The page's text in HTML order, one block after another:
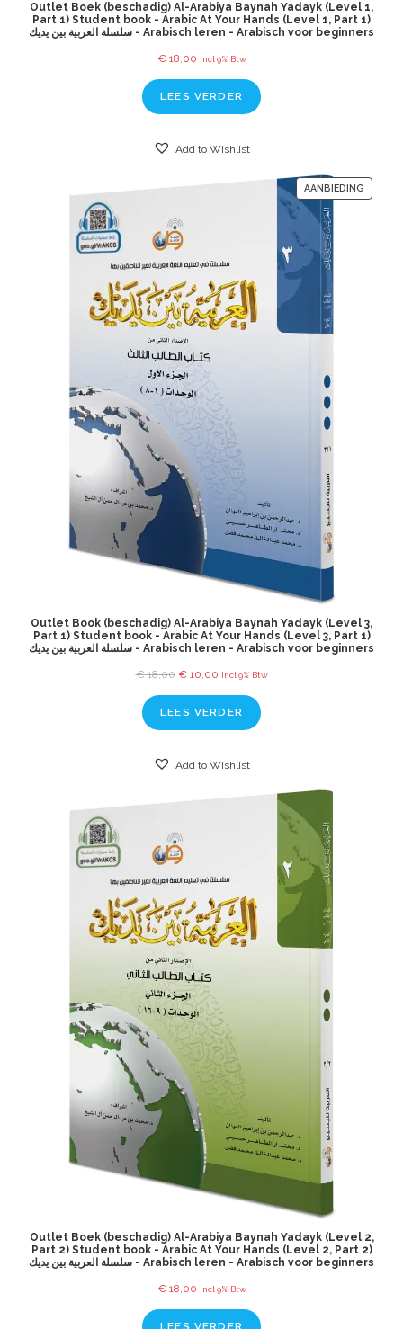
Outlet Boek (beschadig) Al-Arabiya Baynah Yadayk (Level 1,
Part 1) Student book - Arabic At Your Hands (Level 1, Part 1)
سلسلة العربية بين يديك - Arabisch leren - Arabisch voor beginners
€18,00 incl 9% Btw
LEES VERDER
Add to Wishlist
AANBIEDING
Outlet Book (beschadig) Al-Arabiya Baynah Yadayk (Level 3,
Part 1) Student book - Arabic At Your Hands (Level 3, Part 1)
سلسلة العربية بين يديك - Arabisch leren - Arabisch voor beginners
€18,00 €10,00 incl 9% Btw
LEES VERDER
Add to Wishlist
Outlet Boek (beschadig) Al-Arabiya Baynah Yadayk (Level 2,
Part 2) Student book - Arabic At Your Hands (Level 2, Part 2)
سلسلة العربية بين يديك - Arabisch leren - Arabisch voor beginners
€18,00 incl 9% Btw